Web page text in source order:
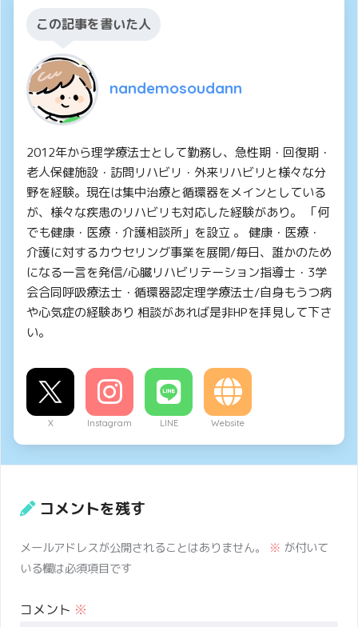
この記事を書いた人
nandemosoudann
2012年から理学療法士として勤務し、急性期・回復期・
老人保健施設・訪問リハビリ・外来リハビリと様々な分
野を経験。現在は集中治療と循環器をメインとしている
が、様々な疾患のリハビリも対応した経験があり。 「何
でも健康・医療・介護相談所」を設立 。 健康・医療・
介護に対するカウセリング事業を展開/毎日、誰かのため
になる一言を発信/心臓リハビリテーション指導士・3学
会合同呼吸療法士・循環器認定理学療法士/自身もうつ病
や心気症の経験あり 相談があれば是非HPを拝見して下さ
い。
X Instagram LINE Website
コメントを残す
メールアドレスが公開されることはありません。 ※ が付いて
いる欄は必須項目です
コメント ※